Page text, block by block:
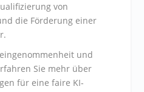
von
die Förderung einer
und
Sie mehr über
für eine faire KI-